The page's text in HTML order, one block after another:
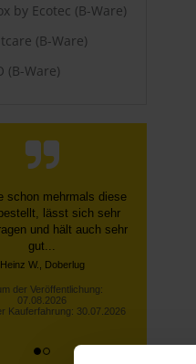
by Ecotec (B-Ware)
(B-Ware)
(B-Ware)
schon mehrmals diese
lässt sich sehr
und hält auch sehr
gut...
Heinz W., Doberlug
der Veröffentlichung:
07.08.2026
Kauferfahrung: 30.07.2026